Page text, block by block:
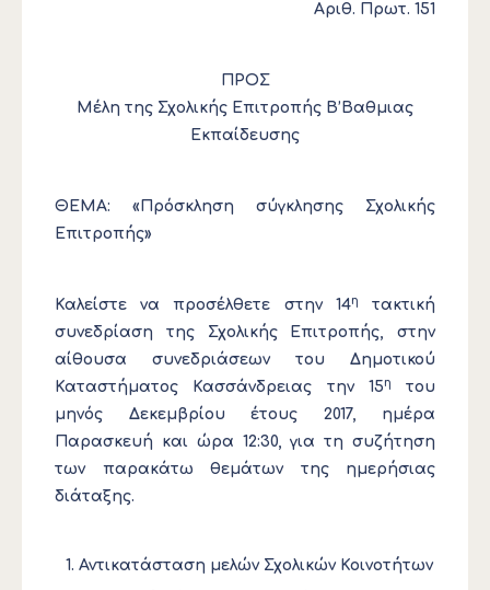
Αριθ. Πρωτ. 151
ΠΡΟΣ
Μέλη της Σχολικής Επιτροπής Β’Βαθμιας
Εκπαίδευσης
ΘΕΜΑ: «Πρόσκληση σύγκλησης Σχολικής
Επιτροπής»
Καλείστε να προσέλθετε στην 14η
τακτική
συνεδρίαση της Σχολικής Επιτροπής, στην
αίθουσα συνεδριάσεων του Δημοτικού
Καταστήματος Κασσάνδρειας την 15η
του
μηνός Δεκεμβρίου έτους 2017, ημέρα
Παρασκευή και ώρα 12:30, για τη συζήτηση
των παρακάτω θεμάτων της ημερήσιας
διάταξης.
Αντικατάσταση μελών Σχολικών Κοινοτήτων